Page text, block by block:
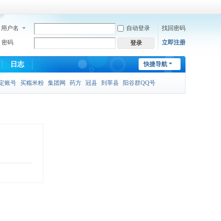
用户名 自动登录 找回密码
密码 登录 立即注册
快捷导航
日志
账号 买糯米粉 集团网 药方 冠县 到莘县 阳谷群QQ号